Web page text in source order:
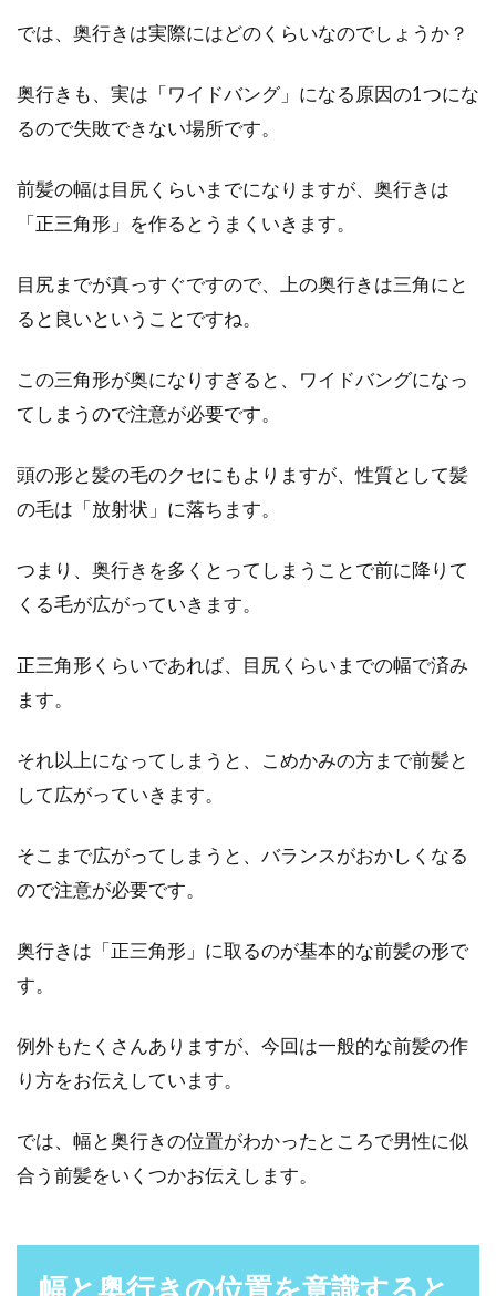
ある程度の年齢になると、白髪が生えてきたこ
けたら、抜く...
では、奥行きは実際にはどのくらいなのでしょうか？
奥行きも、実は「ワイドバング」になる原因の1つにな
るので失敗できない場所です。
前髪の幅は目尻くらいまでになりますが、奥行きは
「正三角形」を作るとうまくいきます。
目尻までが真っすぐですので、上の奥行きは三角にと
ると良いということですね。
この三角形が奥になりすぎると、ワイドバングになっ
てしまうので注意が必要です。
頭の形と髪の毛のクセにもよりますが、性質として髪
の毛は「放射状」に落ちます。
つまり、奥行きを多くとってしまうことで前に降りて
くる毛が広がっていきます。
正三角形くらいであれば、目尻くらいまでの幅で済み
ます。
それ以上になってしまうと、こめかみの方まで前髪と
して広がっていきます。
そこまで広がってしまうと、バランスがおかしくなる
ので注意が必要です。
奥行きは「正三角形」に取るのが基本的な前髪の形で
す。
例外もたくさんありますが、今回は一般的な前髪の作
り方をお伝えしています。
では、幅と奥行きの位置がわかったところで男性に似
合う前髪をいくつかお伝えします。
幅と奥行きの位置を意識すると